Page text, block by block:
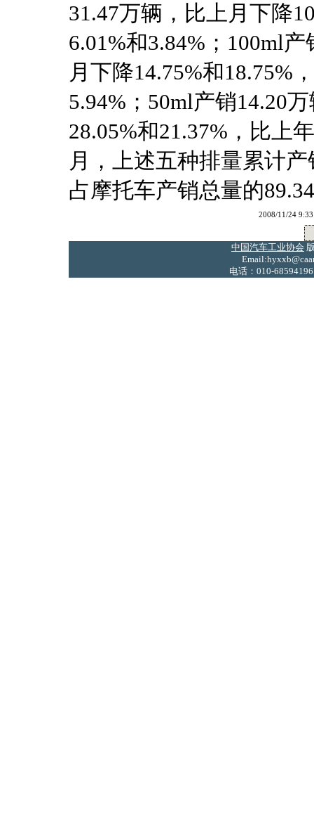
31.47万辆，比上月下降
6.01%和3.84%；100ml
月下降14.75%和18.75%
5.94%；50ml产销14.20
28.05%和21.37%，比上
月，上述五种排量累计
占摩托车产销总量的
2008/11/24
中国汽车工业协会
电话：010-